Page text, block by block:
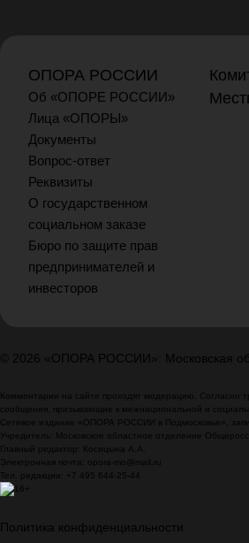
ОПОРА РОССИИ
Об «ОПОРЕ РОССИИ»
Лица «ОПОРЫ»
Документы
Вопрос-ответ
Реквизиты
О государственном
социальном заказе
Бюро по защите прав
предпринимателей и
инвесторов
© 2026 «ОПОРА РОССИИ»: Московская
Комментарии на сайте проходят модерацию. Согласно
сообщения, призывающие к межнациональной и
Сетевое издание «ОПОРА РОССИИ в Подмосковье»,
Учредитель: Московское областное отделение
Главный редактор: Косицына А.А.
Электронная почта: opora-mo@mail.ru
Тел. редакции: +7 495 644-25-44
Политика конфиденциальности